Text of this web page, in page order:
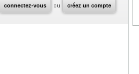
connectez-vous ou créez un compte